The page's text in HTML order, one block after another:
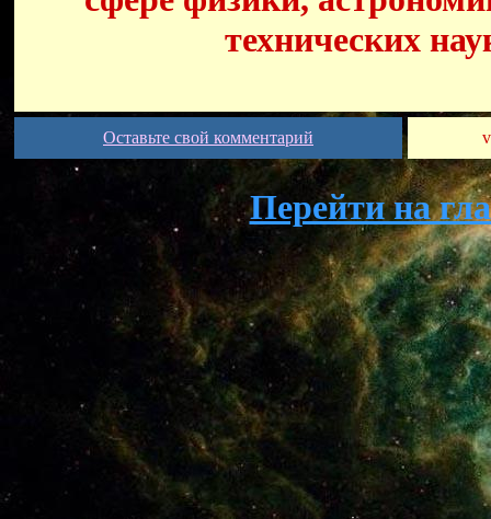
технических
Оставьте свой комментарий
Перейти на